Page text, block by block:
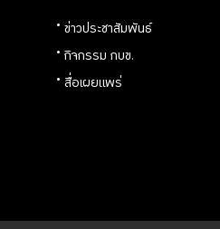
ข่าวประชาสัมพันธ์
กิจกรรม กบข.
สื่อเผยแพร่